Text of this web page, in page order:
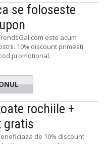
se foloseste
este acum
10% discount primesti
promotional.
rochiile +
gratis
de 10% discount